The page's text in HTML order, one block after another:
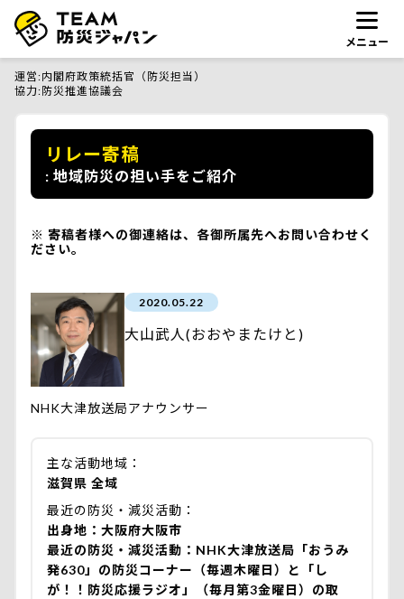
メニュー
運営 内閣府政策統括官（防災担当）
協力 防災推進協議会
リレー寄稿
地域防災の担い手をご紹介
寄稿者様への御連絡は、各御所属先へお問い合わせく
ださい。
2020.05.22
大山武人(おおやまたけと)
NHK大津放送局アナウンサー
主な活動地域
滋賀県 全域
最近の防災・減災活動
出身地：大阪府大阪市
最近の防災・減災活動：NHK大津放送局「おうみ
発630」の防災コーナー（毎週木曜日）と「し
が！！防災応援ラジオ」（毎月第3金曜日）の取